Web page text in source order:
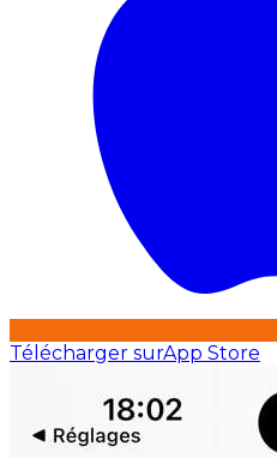
Télécharger surApp Store